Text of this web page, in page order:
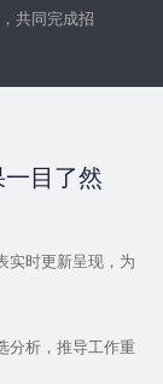
共同完成招
目了然
实时更新呈现，为
分析，推导工作重